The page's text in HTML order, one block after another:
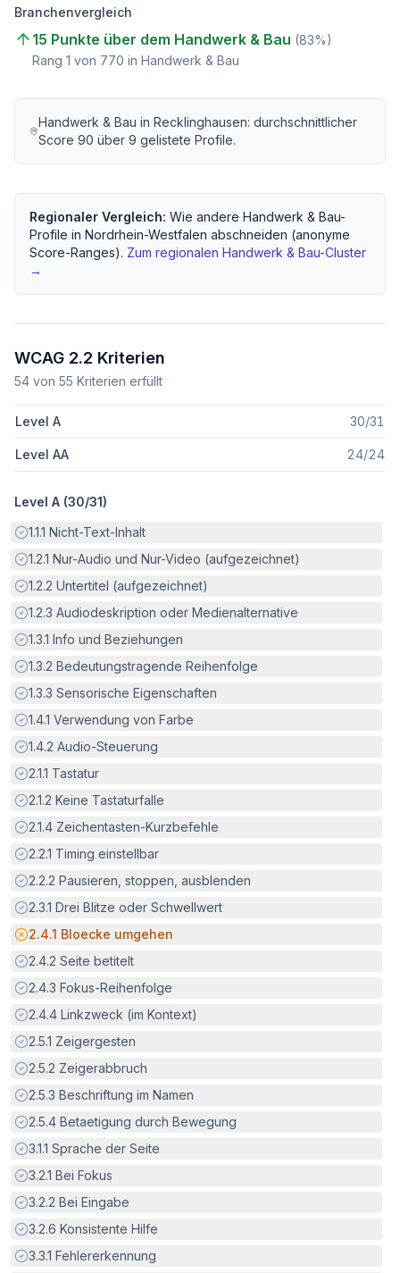
Branchenvergleich
15 Punkte über dem Handwerk & Bau (83%)
Rang 1 von 770 in Handwerk & Bau
Handwerk & Bau inRecklinghausen: durchschnittlicher
Score90 über9 gelistete Profile.
Regionaler Vergleich: Wie andere Handwerk & Bau-
Profile in Nordrhein-Westfalen abschneiden (anonyme
Score-Ranges). Zum regionalen Handwerk & Bau-Cluster
→
WCAG 2.2 Kriterien
54 von 55 Kriterien erfüllt
Level A 30/31
Level AA 24/24
Level A (30/31)
Erfüllt:
1.1.1 Nicht-Text-Inhalt
Erfüllt:
1.2.1 Nur-Audio und Nur-Video (aufgezeichnet)
Erfüllt:
1.2.2 Untertitel (aufgezeichnet)
Erfüllt:
1.2.3 Audiodeskription oder Medienalternative
Erfüllt:
1.3.1 Info und Beziehungen
Erfüllt:
1.3.2 Bedeutungstragende Reihenfolge
Erfüllt:
1.3.3 Sensorische Eigenschaften
Erfüllt:
1.4.1 Verwendung von Farbe
Erfüllt:
1.4.2 Audio-Steuerung
Erfüllt:
2.1.1 Tastatur
Erfüllt:
2.1.2 Keine Tastaturfalle
Erfüllt:
2.1.4 Zeichentasten-Kurzbefehle
Erfüllt:
2.2.1 Timing einstellbar
Erfüllt:
2.2.2 Pausieren, stoppen, ausblenden
Erfüllt:
2.3.1 Drei Blitze oder Schwellwert
Potenzielle Barriere:
2.4.1 Bloecke umgehen
Erfüllt:
2.4.2 Seite betitelt
Erfüllt:
2.4.3 Fokus-Reihenfolge
Erfüllt:
2.4.4 Linkzweck (im Kontext)
Erfüllt:
2.5.1 Zeigergesten
Erfüllt:
2.5.2 Zeigerabbruch
Erfüllt:
2.5.3 Beschriftung im Namen
Erfüllt:
2.5.4 Betaetigung durch Bewegung
Erfüllt:
3.1.1 Sprache der Seite
Erfüllt:
3.2.1 Bei Fokus
Erfüllt:
3.2.2 Bei Eingabe
Erfüllt:
3.2.6 Konsistente Hilfe
Erfüllt:
3.3.1 Fehlererkennung